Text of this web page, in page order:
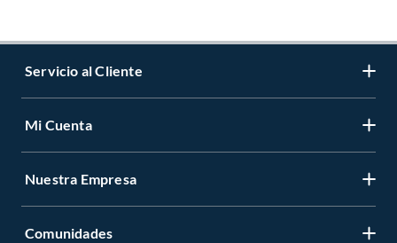
Servicio al Cliente
Contáctanos
Tiendas y horarios
Mi Cuenta
Registrate
Nuestra Empresa
Sobre Nosotros
Comunidades